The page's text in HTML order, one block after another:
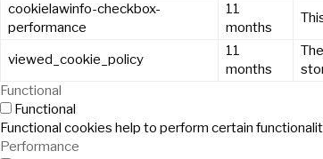
cookielawinfo-checkbox-
performance
11
months
viewed_cookie_policy
11
months
Functional
Functional
Functional cookies help to perform certain
Performance